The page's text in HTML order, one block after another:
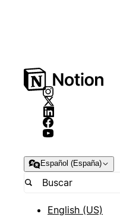
Español (España)
English (US)